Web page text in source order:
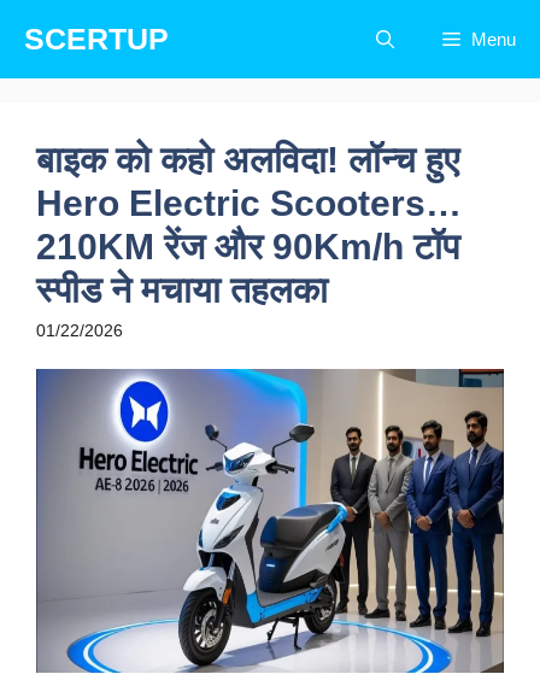
content
SCERTUP Menu
बाइक को कहो अलविदा! लॉन्च हुए
Hero Electric Scooters…
210KM रेंज और 90Km/h टॉप
स्पीड ने मचाया तहलका
01/22/2026